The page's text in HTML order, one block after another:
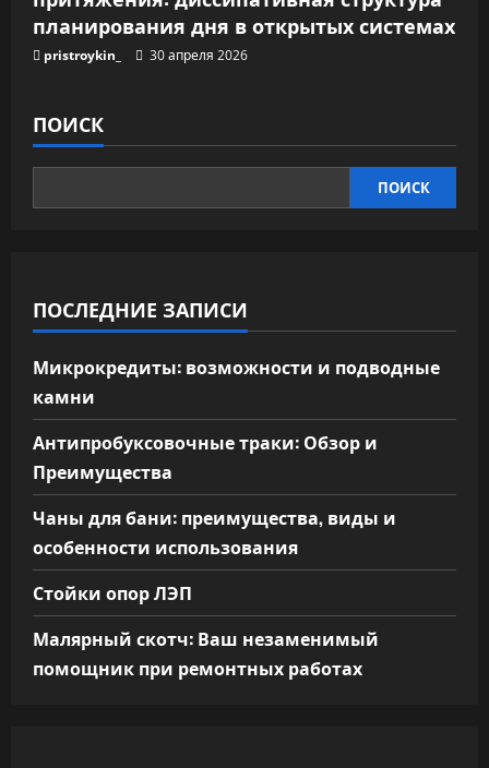
планирования дня в открытых системах
pristroykin_ 30 апреля 2026
ПОИСК
ПОИСК
ПОСЛЕДНИЕ ЗАПИСИ
Микрокредиты: возможности и подводные
камни
Антипробуксовочные траки: Обзор и
Преимущества
Чаны для бани: преимущества, виды и
особенности использования
Стойки опор ЛЭП
Малярный скотч: Ваш незаменимый
помощник при ремонтных работах